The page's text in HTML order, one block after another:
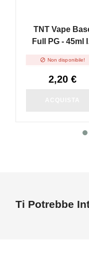
TNT Vape
Full PG - 45ml
 Non disponibile!
2,20 €
Ti Potrebbe